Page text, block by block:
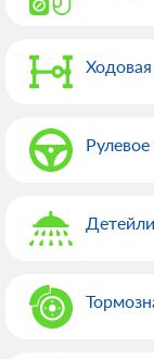
Ходовая